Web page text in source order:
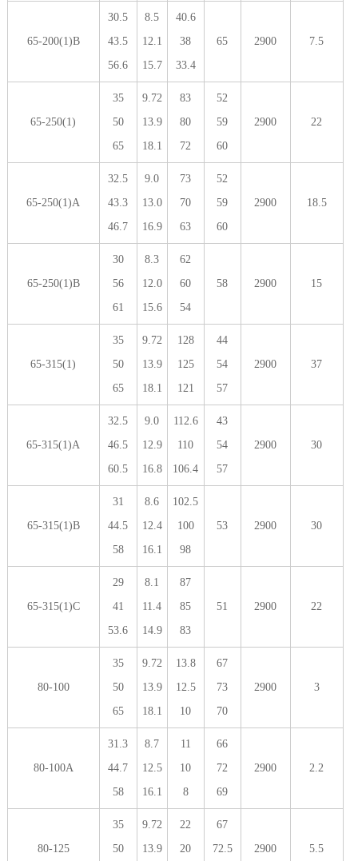
65-200(1)B
30.5
43.5
56.6
8.5
12.1
15.7
40.6
38
33.4
65 2900 7.5
65-250(1)
35
50
65
9.72
13.9
18.1
83
80
72
52
59
60
2900 22
65-250(1)A
32.5
43.3
46.7
9.0
13.0
16.9
73
70
63
52
59
60
2900 18.5
65-250(1)B
30
56
61
8.3
12.0
15.6
62
60
54
58 2900 15
65-315(1)
35
50
65
9.72
13.9
18.1
128
125
121
44
54
57
2900 37
65-315(1)A
32.5
46.5
60.5
9.0
12.9
16.8
112.6
110
106.4
43
54
57
2900 30
65-315(1)B
31
44.5
58
8.6
12.4
16.1
102.5
100
98
53 2900 30
65-315(1)C
29
41
53.6
8.1
11.4
14.9
87
85
83
51 2900 22
80-100
35
50
65
9.72
13.9
18.1
13.8
12.5
10
67
73
70
2900 3
80-100A
31.3
44.7
58
8.7
12.5
16.1
11
10
8
66
72
69
2900 2.2
80-125
35
50
9.72
13.9
22
20
67
72.5
2900 5.5